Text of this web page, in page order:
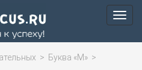
Меню
> Буква «М» >